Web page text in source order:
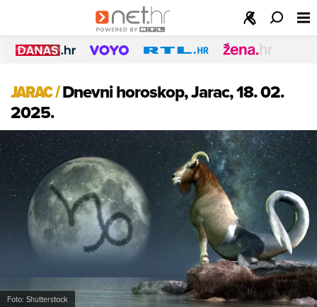
JARAC/Dnevni horoskop, Jarac, 18. 02.
2025.
Foto: Shutterstock